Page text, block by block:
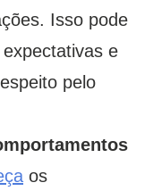
Isso pode
e
pelo
os